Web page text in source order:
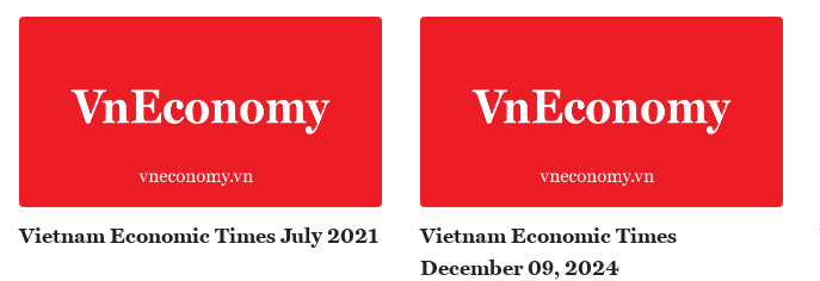
Vietnam Economic Times July 2021
Vietnam Economic Times
December 09, 2024